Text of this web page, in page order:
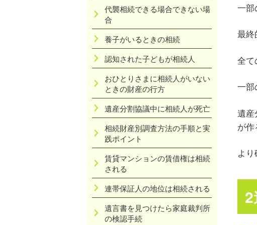
一部
最終
全て
一部
遺産
が作
よ
代襲相続できる場合できない場
合
養子がいるときの相続
認知された子どもが相続人
おひとりさまに相続人がいない
ときの財産の行方
遺産分割協議中に相続人が死亡
相続財産別調査方法の手順と実
践ポイント
賃貸マンションの賃借権は相続
される
連帯保証人の地位は相続される
遺言書を見つけたら家庭裁判所
の検認手続